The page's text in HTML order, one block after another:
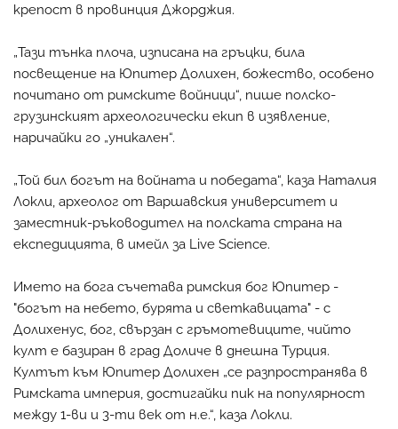
крепост в провинция Джорджия.
„Тази тънка плоча, изписана на гръцки, била
посвещение на Юпитер Долихен, божество, особено
почитано от римските войници“, пише полско-
грузинският археологически екип в изявление,
наричайки го „уникален“.
„Той бил богът на войната и победата“, каза Наталия
Локли, археолог от Варшавския университет и
заместник-ръководител на полската страна на
експедицията, в имейл за Live Science.
Името на бога съчетава римския бог Юпитер -
"богът на небето, бурята и светкавицата" - с
Долихенус, бог, свързан с гръмотевиците, чийто
култ е базиран в град Доличе в днешна Турция.
Култът към Юпитер Долихен „се разпространява в
Римската империя, достигайки пик на популярност
между 1-ви и 3-ти век от н.е.“, каза Локли.